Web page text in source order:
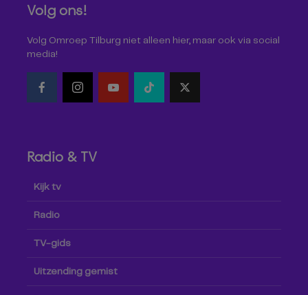
Volg ons!
Volg Omroep Tilburg niet alleen hier, maar ook via social
media!
Radio & TV
Kijk tv
Radio
TV-gids
Uitzending gemist